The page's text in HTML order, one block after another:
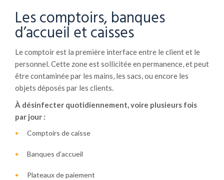
Les comptoirs, banques
d’accueil et caisses
Le comptoir est la première interface entre le client et le
personnel. Cette zone est sollicitée en permanence, et peut
être contaminée par les mains, les sacs, ou encore les
objets déposés par les clients.
À désinfecter quotidiennement, voire plusieurs fois
par jour :
Comptoirs de caisse
Banques d’accueil
Plateaux de paiement